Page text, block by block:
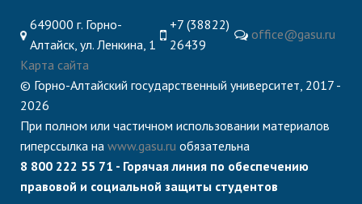
649000 г. Горно-
Алтайск, ул. Ленкина, 1
+7 (38822)
26439
office@gasu.ru
Карта сайта
© Горно-Алтайский государственный университет, 2017 -
2026
При полном или частичном использовании материалов
гиперссылка на www.gasu.ru обязательна
8 800 222 55 71 - Горячая линия по обеспечению
правовой и социальной защиты студентов